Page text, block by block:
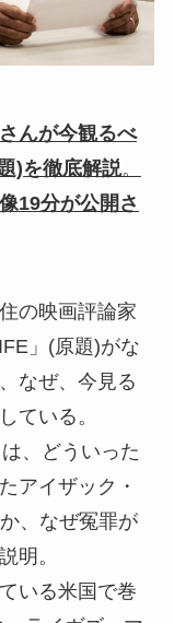
んが今観るべ
)を徹底解説。
19分が公開さ
の映画評論家
」(原題)がな
なぜ、今見る
ている。
、どういった
アイザック・
、なぜ冤罪が
明。
いる米国で巻